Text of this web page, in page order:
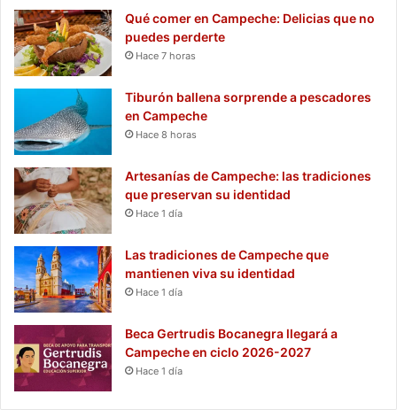
Qué comer en Campeche: Delicias que no
puedes perderte
Hace 7 horas
Tiburón ballena sorprende a pescadores
en Campeche
Hace 8 horas
Artesanías de Campeche: las tradiciones
que preservan su identidad
Hace 1 día
Las tradiciones de Campeche que
mantienen viva su identidad
Hace 1 día
Beca Gertrudis Bocanegra llegará a
Campeche en ciclo 2026-2027
Hace 1 día